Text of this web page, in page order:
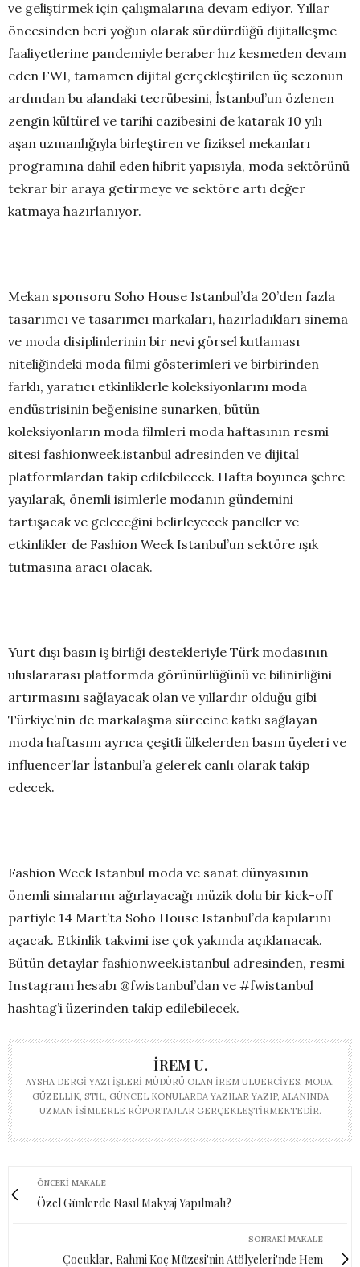
ve geliştirmek için çalışmalarına devam ediyor. Yıllar
öncesinden beri yoğun olarak sürdürdüğü dijitalleşme
faaliyetlerine pandemiyle beraber hız kesmeden devam
eden FWI, tamamen dijital gerçekleştirilen üç sezonun
ardından bu alandaki tecrübesini, İstanbul’un özlenen
zengin kültürel ve tarihi cazibesini de katarak 10 yılı
aşan uzmanlığıyla birleştiren ve fiziksel mekanları
programına dahil eden hibrit yapısıyla, moda sektörünü
tekrar bir araya getirmeye ve sektöre artı değer
katmaya hazırlanıyor.
Mekan sponsoru Soho House Istanbul’da 20’den fazla
tasarımcı ve tasarımcı markaları, hazırladıkları sinema
ve moda disiplinlerinin bir nevi görsel kutlaması
niteliğindeki moda filmi gösterimleri ve birbirinden
farklı, yaratıcı etkinliklerle koleksiyonlarını moda
endüstrisinin beğenisine sunarken, bütün
koleksiyonların moda filmleri moda haftasının resmi
sitesi fashionweek.istanbul adresinden ve dijital
platformlardan takip edilebilecek. Hafta boyunca şehre
yayılarak, önemli isimlerle modanın gündemini
tartışacak ve geleceğini belirleyecek paneller ve
etkinlikler de Fashion Week Istanbul’un sektöre ışık
tutmasına aracı olacak.
Yurt dışı basın iş birliği destekleriyle Türk modasının
uluslararası platformda görünürlüğünü ve bilinirliğini
artırmasını sağlayacak olan ve yıllardır olduğu gibi
Türkiye’nin de markalaşma sürecine katkı sağlayan
moda haftasını ayrıca çeşitli ülkelerden basın üyeleri ve
influencer’lar İstanbul’a gelerek canlı olarak takip
edecek.
Fashion Week Istanbul moda ve sanat dünyasının
önemli simalarını ağırlayacağı müzik dolu bir kick-off
partiyle 14 Mart’ta Soho House Istanbul’da kapılarını
açacak. Etkinlik takvimi ise çok yakında açıklanacak.
Bütün detaylar fashionweek.istanbul adresinden, resmi
Instagram hesabı @fwistanbul’dan ve #fwistanbul
hashtag’i üzerinden takip edilebilecek.
İREM U.
AYSHA DERGI YAZI İŞLERI MÜDÜRÜ OLAN İREM ULUERCIYES, MODA,
GÜZELLIK, STIL, GÜNCEL KONULARDA YAZILAR YAZIP, ALANINDA
UZMAN ISIMLERLE RÖPORTAJLAR GERÇEKLEŞTIRMEKTEDIR.
ÖNCEKI MAKALE
Özel Günlerde Nasıl Makyaj Yapılmalı?
SONRAKI MAKALE
Çocuklar, Rahmi Koç Müzesi'nin Atölyeleri'nde Hem